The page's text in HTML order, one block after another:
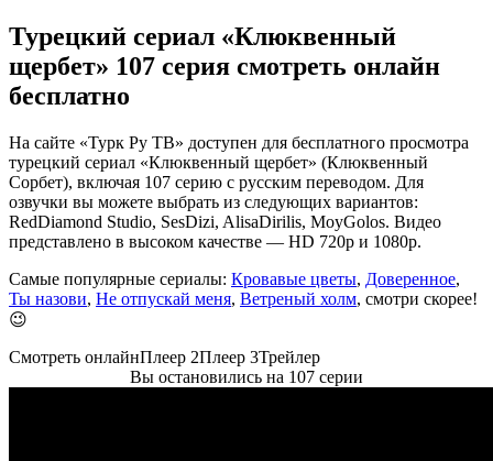
Турецкий сериал «Клюквенный
щербет» 107 серия смотреть онлайн
бесплатно
На сайте «Турк Ру ТВ» доступен для бесплатного просмотра
турецкий сериал «Клюквенный щербет» (Клюквенный
Сорбет), включая 107 серию с русским переводом. Для
озвучки вы можете выбрать из следующих вариантов:
RedDiamond Studio, SesDizi, AlisaDirilis, MoyGolos. Видео
представлено в высоком качестве — HD 720p и 1080p.
Самые популярные сериалы: Кровавые цветы, Доверенное,
Ты назови, Не отпускай меня, Ветреный холм, смотри скорее!
😉
Смотреть онлайнПлеер 2Плеер 3Трейлер
Вы остановились на 107 серии